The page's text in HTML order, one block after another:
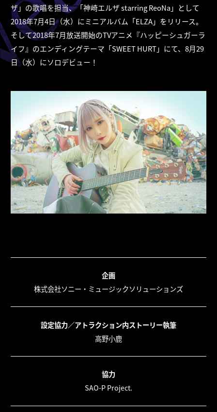
ザ」の歌唱を担当、「神崎エルザ starring ReoNa」として
2018年7月4日（水）にミニアルバム「ELZA」をリリース。
そして2018年7月放送開始のTVアニメ『ハッピーシュガーラ
イフ』のエンディングテーマ「SWEET HURT」にて、8月29
日（水）にソロデビュー！
企画
株式会社ソニー・ミュージックソリューションズ
設定協力／アトラクション内ストーリー執筆
高野小鹿
協力
SAO-P Project.